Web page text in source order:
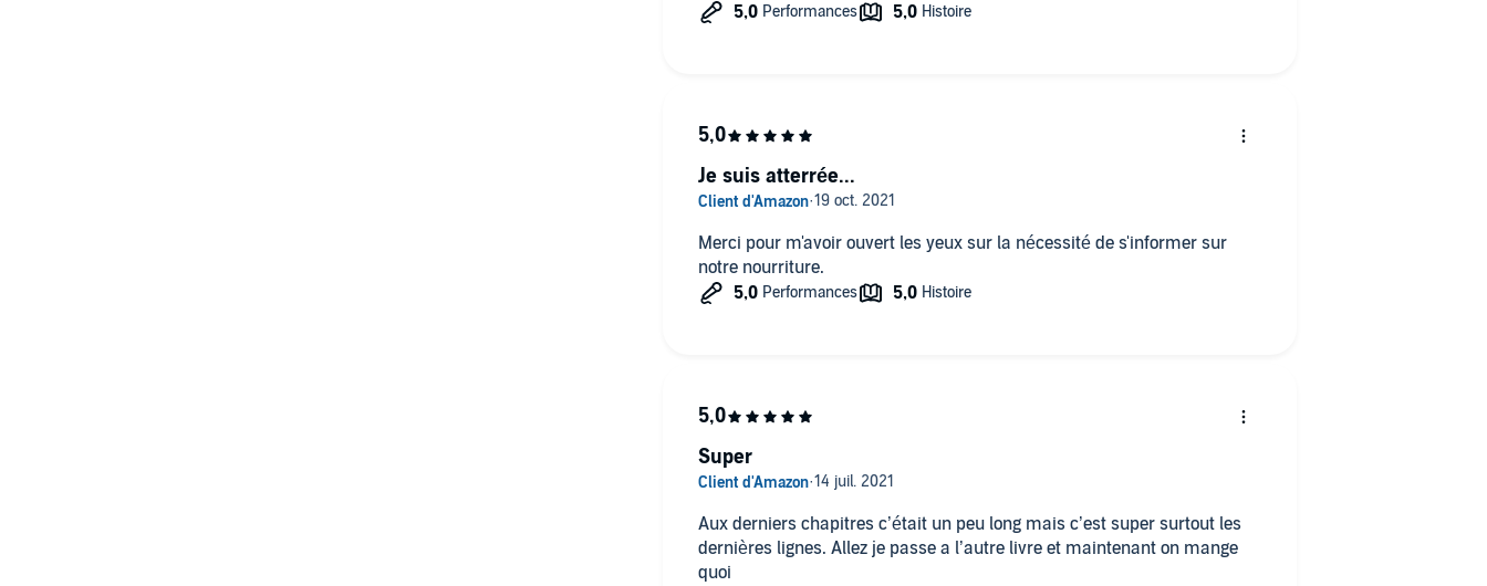
Merci pour m'avoir ouvert les yeux sur la nécessité de s'informer sur
notre nourriture.
Je suis atterrée...
Aux derniers chapitres c’était un peu long mais c’est super surtout les
dernières lignes. Allez je passe a l’autre livre et maintenant on mange
quoi
Super